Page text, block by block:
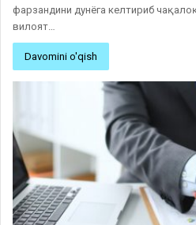
фарзандини дунёга келтириб
вилоят…
Davomini o'qish